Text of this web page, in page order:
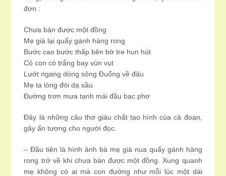
đơn :
Chưa bán được một đồng
Mẹ già lại quẩy gánh hàng rong
Bước cao bước thấp bên bờ tre hun hút
Có con cò trắng bay vùn vụt
Lướt ngang dòng sông Đuống về đâu
Mẹ ta lòng đói dạ sầu
Đường trơn mưa tạnh mái đầu bạc phơ
Đây là những câu thơ giàu chất tạo hình của cả đoạn,
gây ấn tượng cho người đọc.
– Đầu tiên là hình ảnh bà mẹ già nua quẩy gánh hàng
rong trở về khi chưa bán được một đồng. Xung quanh
mẹ không có ai mà con đường như mỗi lúc một dài